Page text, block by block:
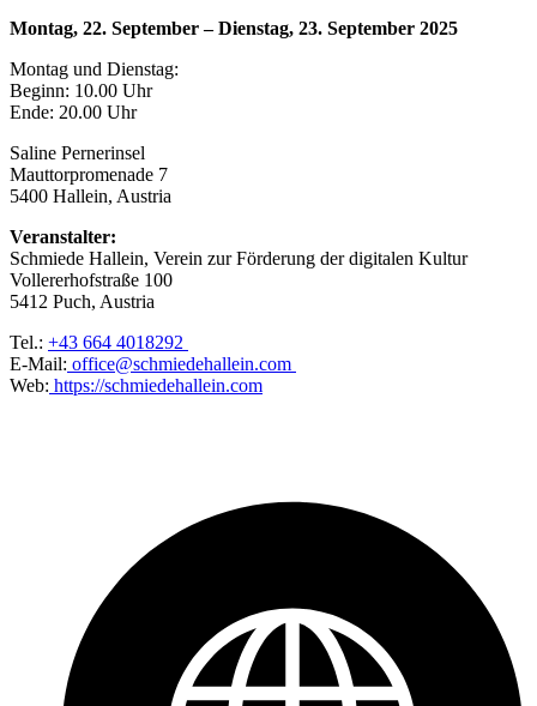
Montag, 22. September – Dienstag, 23. September 2025
Montag und Dienstag:
Beginn: 10.00 Uhr
Ende: 20.00 Uhr
Saline Pernerinsel
Mauttorpromenade 7
5400 Hallein, Austria
Veranstalter:
Schmiede Hallein, Verein zur Förderung der digitalen Kultur
Vollererhofstraße 100
5412 Puch, Austria
Tel.: +43 664 4018292
E-Mail: office@schmiedehallein.com
Web: https://schmiedehallein.com